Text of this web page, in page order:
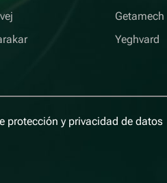
Getamech
Yeghvard
protección y privacidad de datos